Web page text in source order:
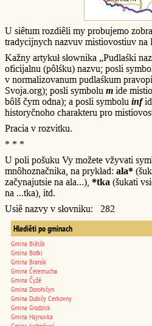
U siêtum rozdiêli my probujemo
tradycijnych nazvuv mistiovostiuv na
Kažny artykuł słownika „Pudlaśki
oficijalnu (pôlśku) nazvu; posli
v normalizovanum pudlaśkum
Svoja.org); posli symbolu m ide
bôlš čym odna); a posli symbolu inf
historyčnoho charakteru pro
Pracia v rozvitku.
* * *
U poli pošuku Vy možete vžyvati
mnôhoznačnika, na prykład: ala*
začynajutsie na ala...), *tka (šukati
na ...tka), itd.
Usiê nazvy v słovniku: 282
Hlediêti po gminach
Gmina Biêlśk
Gmina Boťki
Gmina Branśk
Gmina Čeremucha
Gmina Čyžê
Gmina Dorohičyn
Gmina Dubičy Cerkovny
Gmina Grodzisk
Gmina Hajnuvka